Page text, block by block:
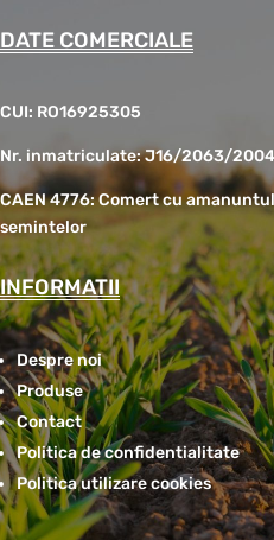
DATE COMERCIALE
CUI: RO16925305
Nr. inmatriculate: J16/2063/2004
CAEN 4776: Comert cu
semintelor
INFORMATII
Despre noi
Produse
Contact
Politica de confidentialitate
Politica utilizare cookies